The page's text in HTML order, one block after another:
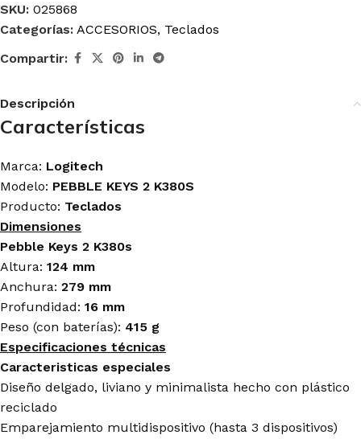
SKU: 025868
Categorías: ACCESORIOS, Teclados
Compartir:
Descripción
Características
Marca: Logitech
Modelo: PEBBLE KEYS 2 K380S
Producto: Teclados
Dimensiones
Pebble Keys 2 K380s
Altura: 124 mm
Anchura: 279 mm
Profundidad: 16 mm
Peso (con baterías): 415 g
Especificaciones técnicas
Caracteristicas especiales
Diseño delgado, liviano y minimalista hecho con plástico
reciclado
Emparejamiento multidispositivo (hasta 3 dispositivos)